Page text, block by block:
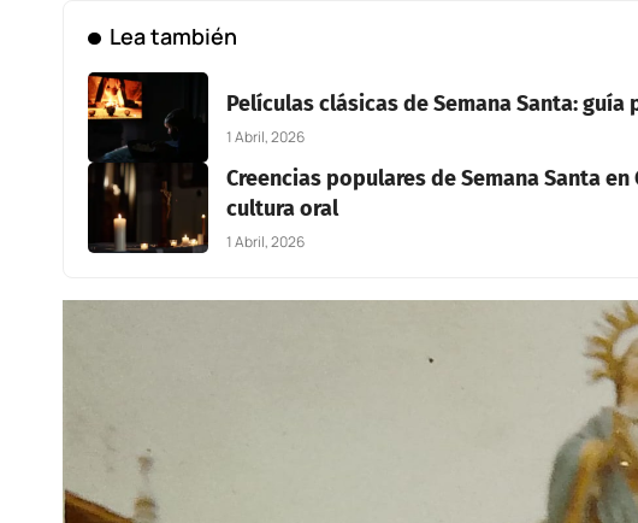
Lea también
Películas clásicas de Semana Santa: guía
1 Abril, 2026
Creencias populares de Semana Santa
cultura oral
1 Abril, 2026